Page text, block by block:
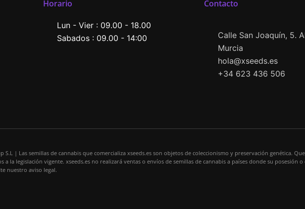
Horario
Lun - Vier : 09.00 - 18.00
Sabados : 09.00 - 14:00
Contacto
Calle San Joaquín, 5.
Murcia
hola@xseeds.es
+34 623 436 506
| Las semillas de cannabis que comercializa xseeds.es son objetos de coleccionismo y preservación genética.
la legislación vigente. xseeds.es no realizará ventas o envíos de semillas de cannabis a países donde su posesión
nuestro aviso legal.